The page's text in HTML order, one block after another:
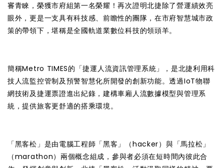
審青睞，榮獲市府組第一名榮耀！再次證明北捷除了營運績效亮
眼外，更是一支具有科技感、前瞻性的團隊，在市府智慧城市政
策的帶領下，堪稱是全國軌道業數位科技的領頭羊。
簡稱Metro TIMES的「捷運人流資訊管理系統」，是北捷利用科
技人流監控管制及預警智慧化所開發的創新功能。透過IoT物聯
網技術及捷運票證進出紀錄，建構車廂人流數據模型與管理系
統，提供旅客更舒適的搭乘環境。
「黑客松」是由電腦工程師「黑客」（hacker）與「馬拉松」
（marathon）兩個概念組成，參與者必須在短時間內彼此合